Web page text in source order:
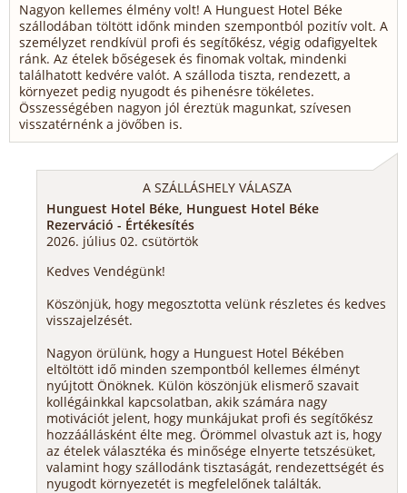
Nagyon kellemes élmény volt! A Hunguest Hotel Béke
szállodában töltött időnk minden szempontból pozitív volt. A
személyzet rendkívül profi és segítőkész, végig odafigyeltek
ránk. Az ételek bőségesek és finomak voltak, mindenki
találhatott kedvére valót. A szálloda tiszta, rendezett, a
környezet pedig nyugodt és pihenésre tökéletes.
Összességében nagyon jól éreztük magunkat, szívesen
visszatérnénk a jövőben is.
A SZÁLLÁSHELY VÁLASZA
Hunguest Hotel Béke, Hunguest Hotel Béke
Rezerváció - Értékesítés
2026. július 02. csütörtök
Kedves Vendégünk!
Köszönjük, hogy megosztotta velünk részletes és kedves
visszajelzését.
Nagyon örülünk, hogy a Hunguest Hotel Békében
eltöltött idő minden szempontból kellemes élményt
nyújtott Önöknek. Külön köszönjük elismerő szavait
kollégáinkkal kapcsolatban, akik számára nagy
motivációt jelent, hogy munkájukat profi és segítőkész
hozzáállásként élte meg. Örömmel olvastuk azt is, hogy
az ételek választéka és minősége elnyerte tetszésüket,
valamint hogy szállodánk tisztaságát, rendezettségét és
nyugodt környezetét is megfelelőnek találták.